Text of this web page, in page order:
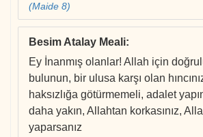
(Maide 8)
Besim Atalay Meali:
Ey İnanmış olanlar! Allah için
bulunun, bir ulusa karşı olan
haksızlığa götürmemeli, adalet
daha yakın, Allahtan korkasınız,
yaparsanız